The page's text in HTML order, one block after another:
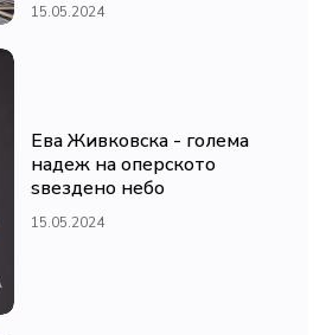
15.05.2024
Ева Живковска - голема
надеж на оперското
ѕвездено небо
15.05.2024